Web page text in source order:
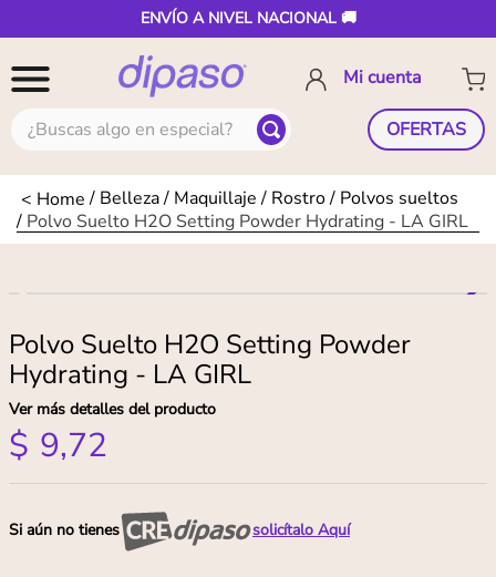
ENVÍO A NIVEL NACIONAL 🚚
¿Buscas algo en especial? OFERTAS
Belleza Maquillaje Rostro
Polvos sueltos
Polvo Suelto H2O Setting Powder Hydrating - LA GIRL
Polvo Suelto H2O Setting Powder
Hydrating - LA GIRL
Ver más detalles del producto
$ 9,72
Si aún no tienes solicítalo Aquí